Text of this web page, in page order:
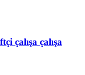
çalışa çalışa